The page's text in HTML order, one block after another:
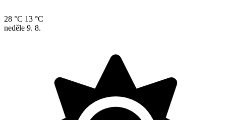
28 °C 13 °C
neděle 9. 8.